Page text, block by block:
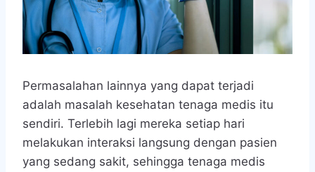
Permasalahan lainnya yang dapat terjadi
adalah masalah kesehatan tenaga medis itu
sendiri. Terlebih lagi mereka setiap hari
melakukan interaksi langsung dengan pasien
yang sedang sakit, sehingga tenaga medis